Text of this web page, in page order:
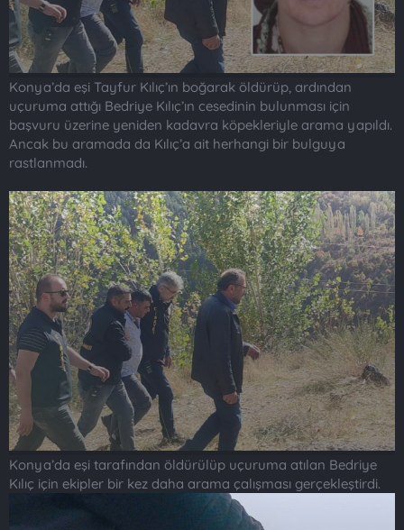
Konya’da eşi Tayfur Kılıç’ın boğarak öldürüp, ardından
uçuruma attığı Bedriye Kılıç’ın cesedinin bulunması için
başvuru üzerine yeniden kadavra köpekleriyle arama yapıldı.
Ancak bu aramada da Kılıç’a ait herhangi bir bulguya
rastlanmadı.
Konya’da eşi tarafından öldürülüp uçuruma atılan Bedriye
Kılıç için ekipler bir kez daha arama çalışması gerçekleştirdi.